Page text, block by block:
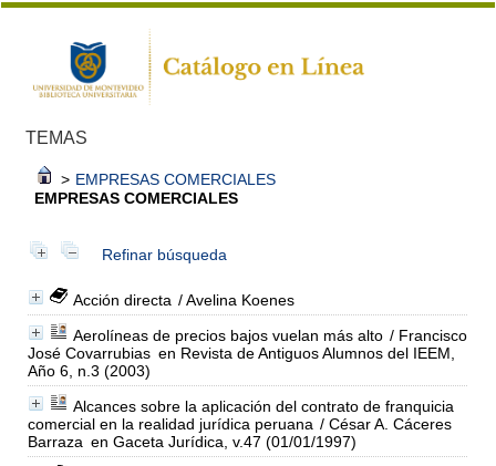
TEMAS
> EMPRESAS COMERCIALES
EMPRESAS COMERCIALES
Refinar búsqueda
Acción directa / Avelina Koenes
Aerolíneas de precios bajos vuelan más alto / Francisco
José Covarrubias en Revista de Antiguos Alumnos del IEEM,
Año 6, n.3 (2003)
Alcances sobre la aplicación del contrato de franquicia
comercial en la realidad jurídica peruana / César A. Cáceres
Barraza en Gaceta Jurídica, v.47 (01/01/1997)